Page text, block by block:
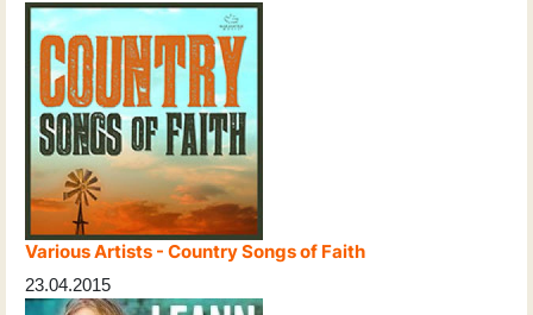
Various Artists - Country Songs of Faith
23.04.2015